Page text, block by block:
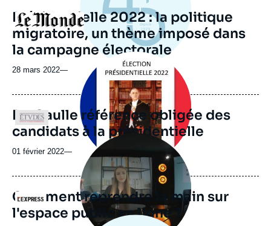
Logo
Présidentielle 2022 : la politique
migratoire, un thème imposé dans
la campagne électorale
28 mars 2022—
Logo
Image
principale
médiatique
De Gaulle référence obligée des
candidats à la présidentielle
01 février 2022—
Logo
Image
principale
médiatique
Comment reprendre la main sur
l'espace public en ligne ?